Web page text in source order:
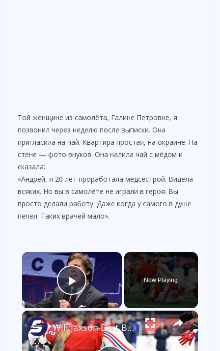
Той женщине из самолёта, Галине Петровне, я
позвонил через неделю после выписки. Она
пригласила на чай. Квартира простая, на окраине. На
стене — фото внуков. Она налила чай с мёдом и
сказала:
«Андрей, я 20 лет проработала медсестрой. Видела
всяких. Но вы в самолёте не играли в героя. Вы
просто делали работу. Даже когда у самого в душе
пепел. Таких врачей мало».
×
Play Video
Now Playing
×
Will Jaxson Dart Be Able To Remain on the Field at This Rate?